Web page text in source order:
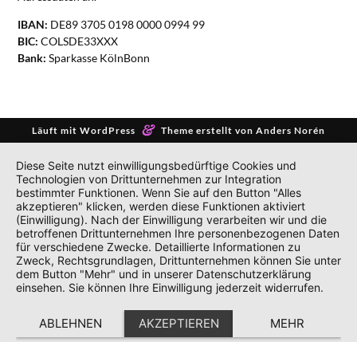
IBAN: DE89 3705 0198 0000 0994 99
BIC: COLSDE33XXX
Bank: Sparkasse KölnBonn
Läuft mit WordPress & Theme erstellt von Anders Norén
Diese Seite nutzt einwilligungsbedürftige Cookies und
Technologien von Drittunternehmen zur Integration
bestimmter Funktionen. Wenn Sie auf den Button "Alles
akzeptieren" klicken, werden diese Funktionen aktiviert
(Einwilligung). Nach der Einwilligung verarbeiten wir und die
betroffenen Drittunternehmen Ihre personenbezogenen Daten
für verschiedene Zwecke. Detaillierte Informationen zu
Zweck, Rechtsgrundlagen, Drittunternehmen können Sie unter
dem Button "Mehr" und in unserer Datenschutzerklärung
einsehen. Sie können Ihre Einwilligung jederzeit widerrufen.
ABLEHNEN AKZEPTIEREN MEHR